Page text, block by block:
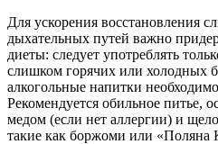
Для ускорения восстановления
дыхательных путей важно
диеты: следует употреблять
слишком горячих или холодных
алкогольные напитки
Рекомендуется обильное питье,
медом (если нет аллергии) и
такие как боржоми или «Поляна